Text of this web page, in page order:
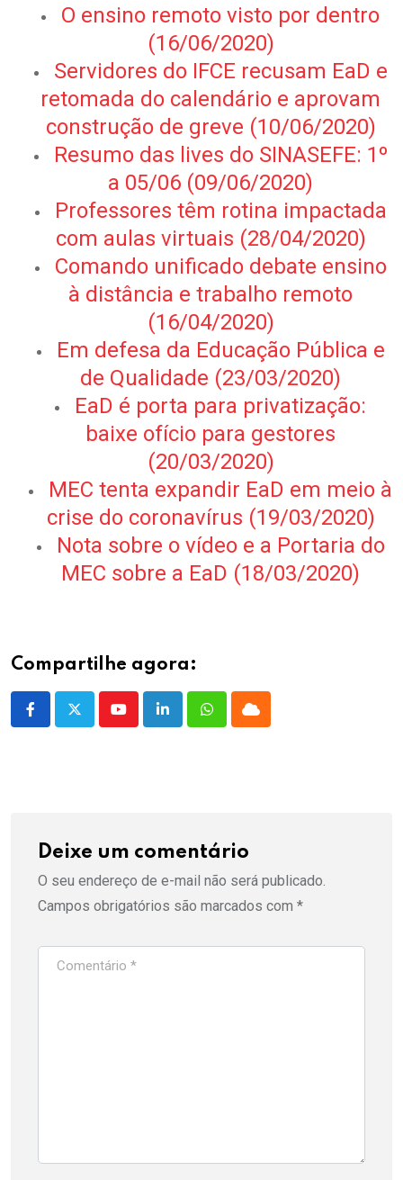
O ensino remoto visto por dentro
(16/06/2020)
Servidores do IFCE recusam EaD e
retomada do calendário e aprovam
construção de greve (10/06/2020)
Resumo das lives do SINASEFE: 1º
a 05/06 (09/06/2020)
Professores têm rotina impactada
com aulas virtuais (28/04/2020)
Comando unificado debate ensino
à distância e trabalho remoto
(16/04/2020)
Em defesa da Educação Pública e
de Qualidade (23/03/2020)
EaD é porta para privatização:
baixe ofício para gestores
(20/03/2020)
MEC tenta expandir EaD em meio à
crise do coronavírus (19/03/2020)
Nota sobre o vídeo e a Portaria do
MEC sobre a EaD (18/03/2020)
Compartilhe agora:
YoutubeLinkedInWhatsappCloud
Deixe um comentário
O seu endereço de e-mail não será publicado.
Campos obrigatórios são marcados com *